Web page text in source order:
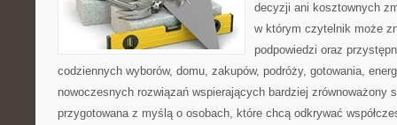
decyzji ani kosztownych
w którym czytelnik może
podpowiedzi oraz
codziennych wyborów, domu, zakupów, podróży, gotowania,
nowoczesnych rozwiązań wspierających bardziej zrównoważony
przygotowana z myślą o osobach, które chcą odkrywać